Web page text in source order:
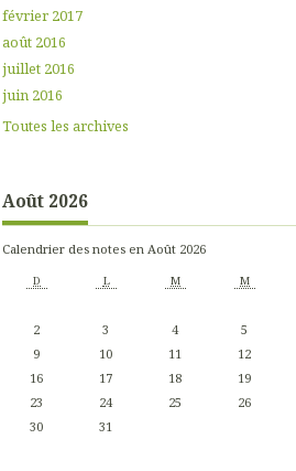
février 2017
août 2016
juillet 2016
juin 2016
Toutes les archives
Août 2026
Calendrier des notes en Août 2026
D L M M
2
3 4 5
9
10 11 12
16
17 18 19
23
24 25 26
30
31